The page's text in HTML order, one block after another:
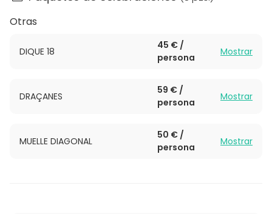
independientes. Tiene una capacidad de 60
personas sentadas y de 90 personas en formato
Otras
DIQUE 18
45 € /
persona
Mostrar
DRAÇANES
59 € /
persona
Mostrar
MUELLE DIAGONAL
50 € /
persona
Mostrar